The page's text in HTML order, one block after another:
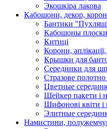
Экошкiра лакова
Кабошони, декор,
Бантики
Кабошоны
Китиці
Корони,
Крышки для
Серединки для
Стразове
Цветные
Шейкер пакети і
Шифонові квіти і
Элитные
Намистини,